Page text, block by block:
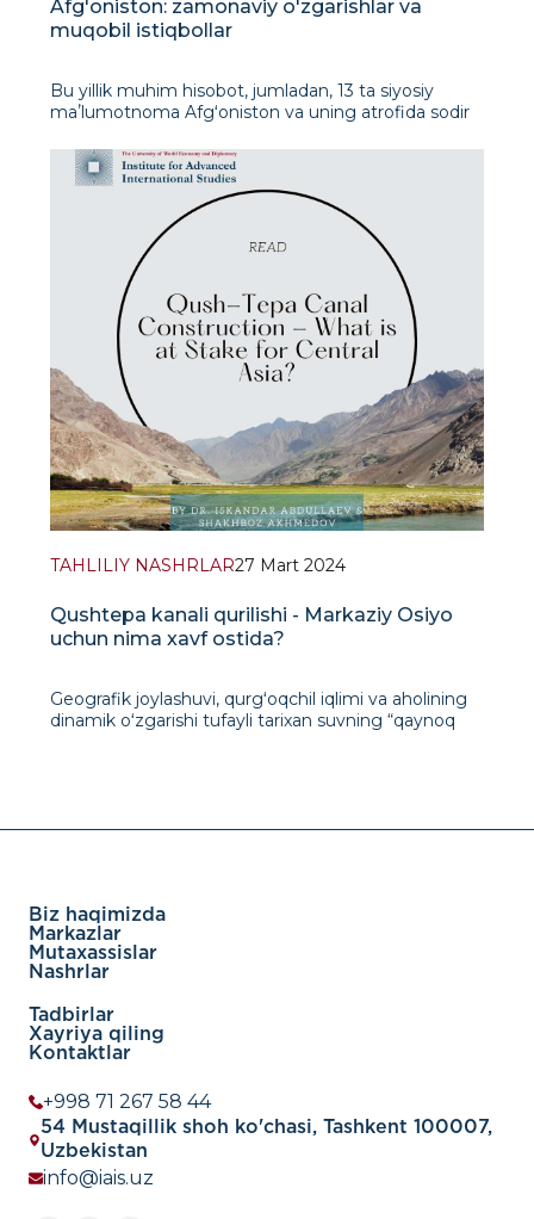
Afg'oniston: zamonaviy o'zgarishlar va
muqobil istiqbollar
Bu yillik muhim hisobot, jumladan, 13 ta siyosiy
maʼlumotnoma Afgʻoniston va uning atrofida sodir
koʻrinishni taqdim etadi, bunda oʻz vaqtida va
muhim mavzuli va mintaqaviy yondashuvlarga
ustunlik beradi. Shubhasiz, Tolibonning 2021-yil
TAHLILIY NASHRLAR27 Mart 2024
Qushtepa kanali qurilishi - Markaziy Osiyo
uchun nima xavf ostida?
Geografik joylashuvi, qurgʻoqchil iqlimi va aholining
dinamik oʻzgarishi tufayli tarixan suvning “qaynoq
Biz haqimizda
Markazlar
Mutaxassislar
Nashrlar
Tadbirlar
Xayriya qiling
Kontaktlar
+998 71 267 58 44
54 Mustaqillik shoh ko'chasi, Tashkent 100007,
Uzbekistan
info@iais.uz